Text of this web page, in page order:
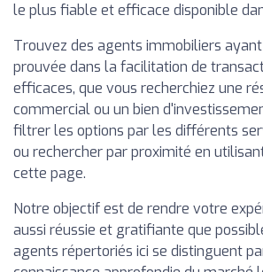
le plus fiable et efficace disponible
Trouvez des agents immobiliers
prouvée dans la facilitation de
efficaces, que vous recherchiez une
commercial ou un bien
filtrer les options par les différents
ou rechercher par proximité en
cette page.
Notre objectif est de rendre votre
aussi réussie et gratifiante que
agents répertoriés ici se distinguent